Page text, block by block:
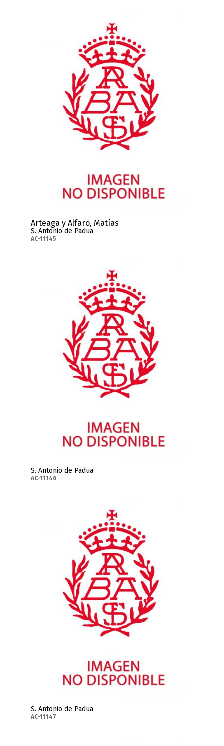
Arteaga y Alfaro, Matías
S. Antonio de Padua
AC-11145
S. Antonio de Padua
AC-11146
S. Antonio de Padua
AC-11147